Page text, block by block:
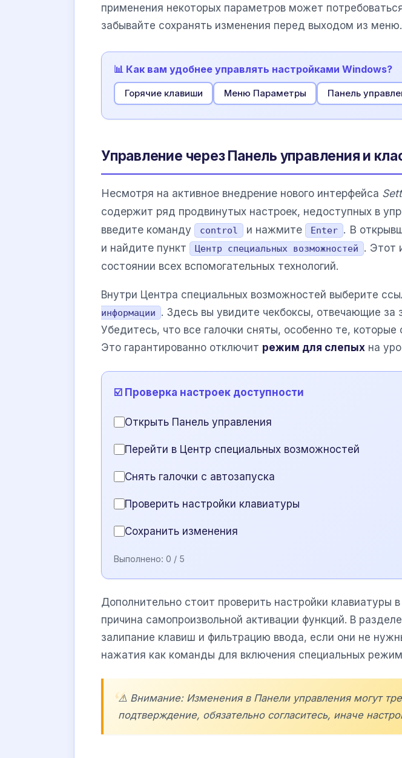
применения некоторых параметров может
забывайте сохранять изменения перед выходом из меню.
📊 Как вам удобнее управлять настройками Windows?
Горячие клавиши Меню Параметры Панель
Управление через Панель управления и
Несмотря на активное внедрение нового интерфейса
содержит ряд продвинутых настроек, недоступных в
введите команду
control и нажмите Enter . В
и найдите пункт
Центр специальных возможностей
. Этот
состоянии всех вспомогательных технологий.
Внутри Центра специальных возможностей выберите
информации
. Здесь вы увидите чекбоксы, отвечающие
Убедитесь, что все галочки сняты, особенно те,
Это гарантированно отключит режим для слепых на
☑️ Проверка настроек доступности
Открыть Панель управления
Перейти в Центр специальных возможностей
Снять галочки с автозапуска
Проверить настройки клавиатуры
Сохранить изменения
Выполнено: 0 / 5
Дополнительно стоит проверить настройки
причина самопроизвольной активации функций. В
залипание клавиш и фильтрацию ввода, если они не
нажатия как команды для включения специальных
⚠️ Внимание: Изменения в Панели управления могут
подтверждение, обязательно согласитесь, иначе